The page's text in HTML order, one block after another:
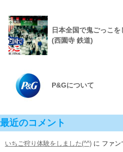
日本全国で鬼ごっこ
(西園寺 鉄道)
P&Gについて
最近のコメント
いちご狩り体験をしました(^^) に ファン